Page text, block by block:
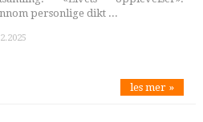
personlige dikt ...
les mer »